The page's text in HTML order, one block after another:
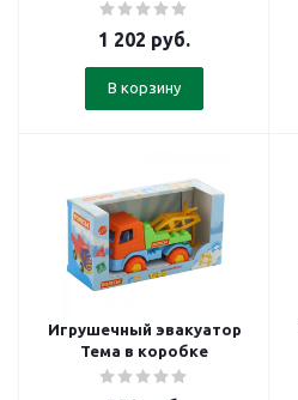
1 202 руб.
В корзину
Игрушечный эвакуатор
Тема в коробке